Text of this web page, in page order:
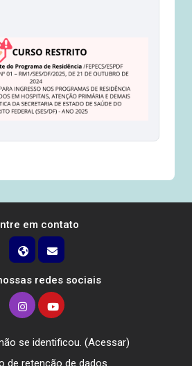
em contato
redes sociais
se identificou. (Acessar)
de retenção de dados